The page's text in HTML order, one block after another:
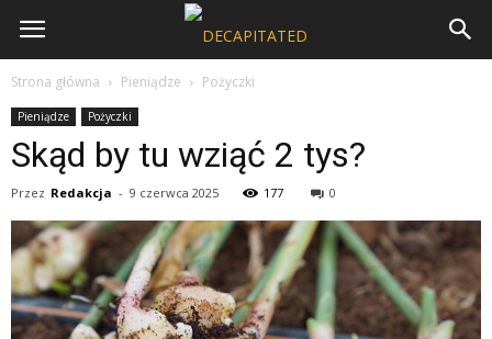
Strona główna Pieniądze Pożyczki
Pieniądze Pożyczki
Skąd by tu wziąć 2 tys?
Przez Redakcja - 9 czerwca 2025 177 0